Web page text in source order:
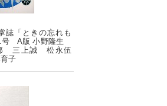
誌「ときの忘れも
号 A版 小野隆生
三上誠 松永伍
子